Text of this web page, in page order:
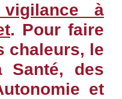
à
. Pour faire
chaleurs, le
Santé, des
et